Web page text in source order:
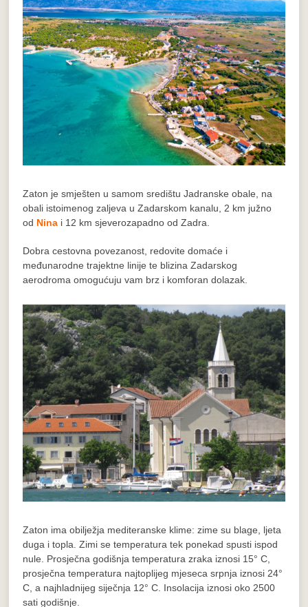
Zaton je smješten u samom središtu Jadranske obale, na
obali istoimenog zaljeva u Zadarskom kanalu, 2 km južno
od Nina i 12 km sjeverozapadno od Zadra.
Dobra cestovna povezanost, redovite domaće i
međunarodne trajektne linije te blizina Zadarskog
aerodroma omogućuju vam brz i komforan dolazak.
Zaton ima obilježja mediteranske klime: zime su blage, ljeta
duga i topla. Zimi se temperatura tek ponekad spusti ispod
nule. Prosječna godišnja temperatura zraka iznosi 15° C,
prosječna temperatura najtoplijeg mjeseca srpnja iznosi 24°
C, a najhladnijeg siječnja 12° C. Insolacija iznosi oko 2500
sati godišnje.